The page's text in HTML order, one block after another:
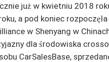
już w kwietniu 2018
a pod koniec rozpoczęła
w Shenyang w
dla środowiska
CarSalesBase,